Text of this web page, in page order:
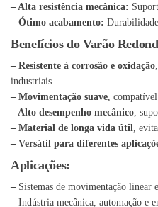
– Alta resistência mecânica:
– Ótimo acabamento:
Benefícios do Varão
– Resistente à corrosão e oxidação
industriais
– Movimentação suave,
– Alto desempenho mecânico,
– Material de longa vida útil,
– Versátil para diferentes
Aplicações:
– Sistemas de movimentação linear
– Indústria mecânica, automação e